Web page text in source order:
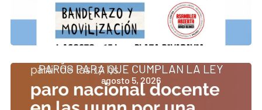
PAROS PARA QUE CUMPLAN LA LEY
agosto 5, 2026